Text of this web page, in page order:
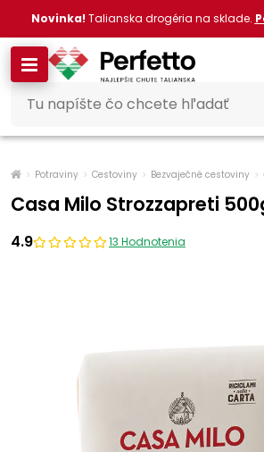
Novinka! Talianska drogéria na sklade.
Potraviny Cestoviny Bezvaječné cestoviny
Casa Milo Strozzapreti
4.9 13 Hodnotenia